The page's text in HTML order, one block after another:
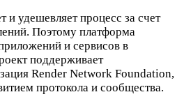
и удешевляет процесс за счет
Поэтому платформа
и сервисов в
поддерживает
Render Network Foundation,
протокола и сообщества.